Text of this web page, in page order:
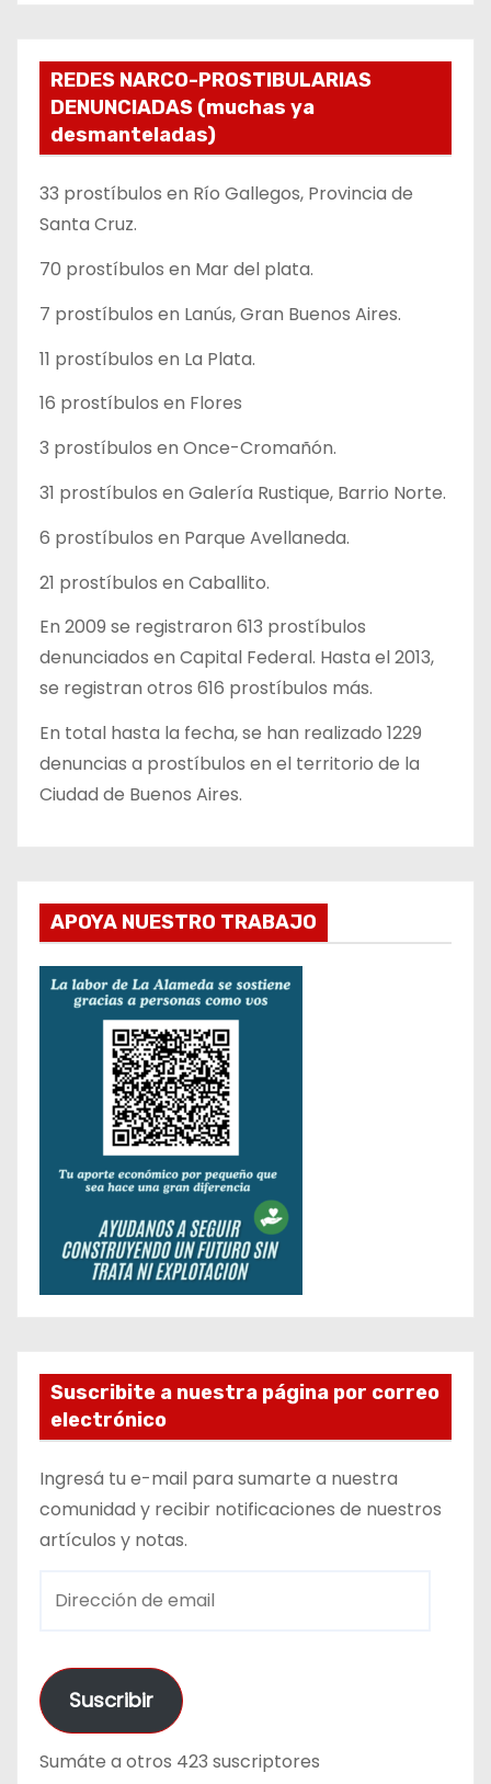
REDES NARCO-PROSTIBULARIAS
DENUNCIADAS (muchas ya
desmanteladas)
33 prostíbulos en Río Gallegos, Provincia de
Santa Cruz.
70 prostíbulos en Mar del plata.
7 prostíbulos en Lanús, Gran Buenos Aires.
11 prostíbulos en La Plata.
16 prostíbulos en Flores
3 prostíbulos en Once-Cromañón.
31 prostíbulos en Galería Rustique, Barrio Norte.
6 prostíbulos en Parque Avellaneda.
21 prostíbulos en Caballito.
En 2009 se registraron 613 prostíbulos
denunciados en Capital Federal. Hasta el 2013,
se registran otros 616 prostíbulos más.
En total hasta la fecha, se han realizado 1229
denuncias a prostíbulos en el territorio de la
Ciudad de Buenos Aires.
APOYA NUESTRO TRABAJO
Suscribite a nuestra página por correo
electrónico
Ingresá tu e-mail para sumarte a nuestra
comunidad y recibir notificaciones de nuestros
artículos y notas.
e
c
i
Suscribir
Sumáte a otros 423 suscriptores